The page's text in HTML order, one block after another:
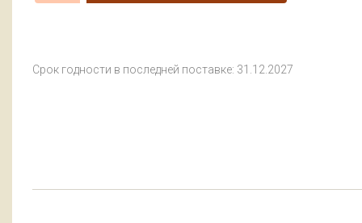
Срок годности в последней поставке: 31.12.2027